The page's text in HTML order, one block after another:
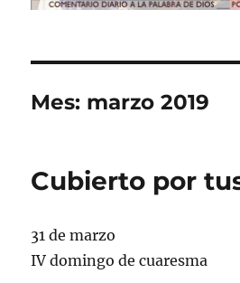
Mes: marzo 2019
Cubierto por
31 de marzo
IV domingo de cuaresma